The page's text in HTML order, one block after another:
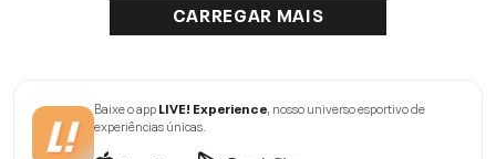
CARREGAR MAIS
Baixe o appLIVE! Experience , nosso universo esportivo de
experiências únicas.